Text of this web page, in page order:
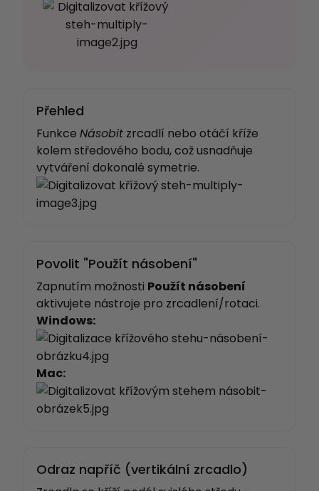
Přehled
Funkce Násobit zrcadlí nebo otáčí kříže
kolem středového bodu, což usnadňuje
vytváření dokonalé symetrie.
Povolit "Použít násobení"
Zapnutím možnosti Použít násobení
aktivujete nástroje pro zrcadlení/rotaci.
Windows:
Mac:
Odraz napříč (vertikální zrcadlo)